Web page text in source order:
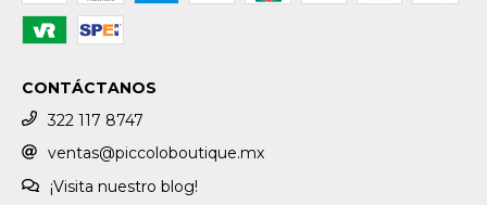
CONTÁCTANOS
322 117 8747
ventas@piccoloboutique.mx
¡Visita nuestro blog!